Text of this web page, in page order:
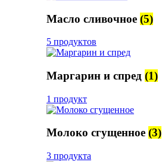
Масло сливочное (5)
5 продуктов
Маргарин и спред (1)
1 продукт
Молоко сгущенное (3)
3 продукта